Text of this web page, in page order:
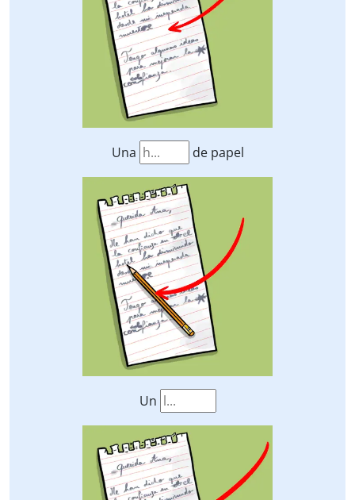
Una de papel
Un